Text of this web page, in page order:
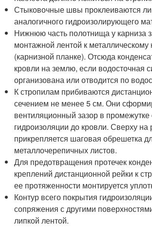
Стыковочные швы проклеиваются
аналогичного гидроизолирующего
Нижнюю часть полотнища у карниза
монтажной лентой к металлическому
(карнизной планке). Отсюда
кровли на землю, если водосточная
организована или отводится по
К стропилам прибиваются
сечением не менее 5 см. Они
вентиляционный зазор в промежутке
гидроизоляции до кровли. Сверху на
прикрепляется шаговая обрешетка
металлочерепичных листов.
Для предотвращения протечек
креплений дистанционной рейки к
ее протяженности монтируется
Контур всего покрытия
сопряжения с другими
липкой лентой.